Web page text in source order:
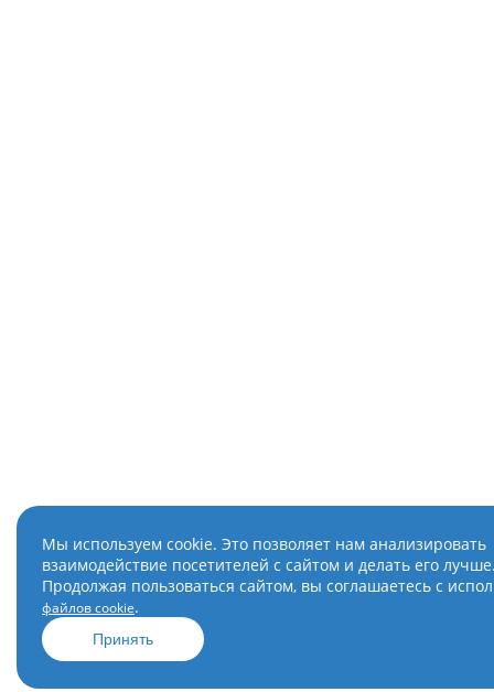
Мы используем cookie. Это позволяет нам анализировать
взаимодействие посетителей с сайтом и делать его
Продолжая пользоваться сайтом, вы соглашаетесь с
файлов cookie.
Принять